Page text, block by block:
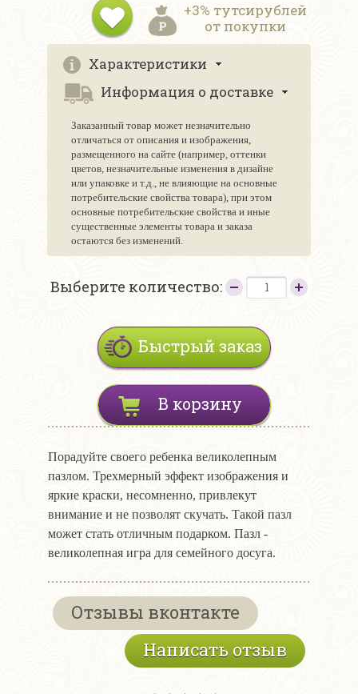
+3% тутсирублей
от покупки
Характеристики
Информация о доставке
Заказанный товар может незначительно
отличаться от описания и изображения,
размещенного на сайте (например, оттенки
цветов, незначительные изменения в дизайне
или упаковке и т.д., не влияющие на основные
потребительские свойства товара), при этом
основные потребительские свойства и иные
существенные элементы товара и заказа
остаются без изменений.
Выберите количество:
Быстрый заказ
В корзину
Порадуйте своего ребенка великолепным
пазлом. Трехмерный эффект изображения и
яркие краски, несомненно, привлекут
внимание и не позволят скучать. Такой пазл
может стать отличным подарком. Пазл -
великолепная игра для семейного досуга.
Отзывы вконтакте
Написать отзыв